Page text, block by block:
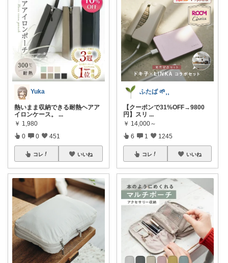
Yuka
熱いまま収納できる耐熱ヘアア
イロンケース。
...
￥ 1,980
0 0 451
コレ いいね
ふたば 🌱⸒⸒
【クーポンで31%OFF→9800
円】スリ ...
￥ 14,000～
6 1 1245
コレ いいね